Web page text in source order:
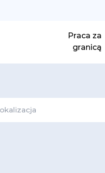
Praca za
granicą